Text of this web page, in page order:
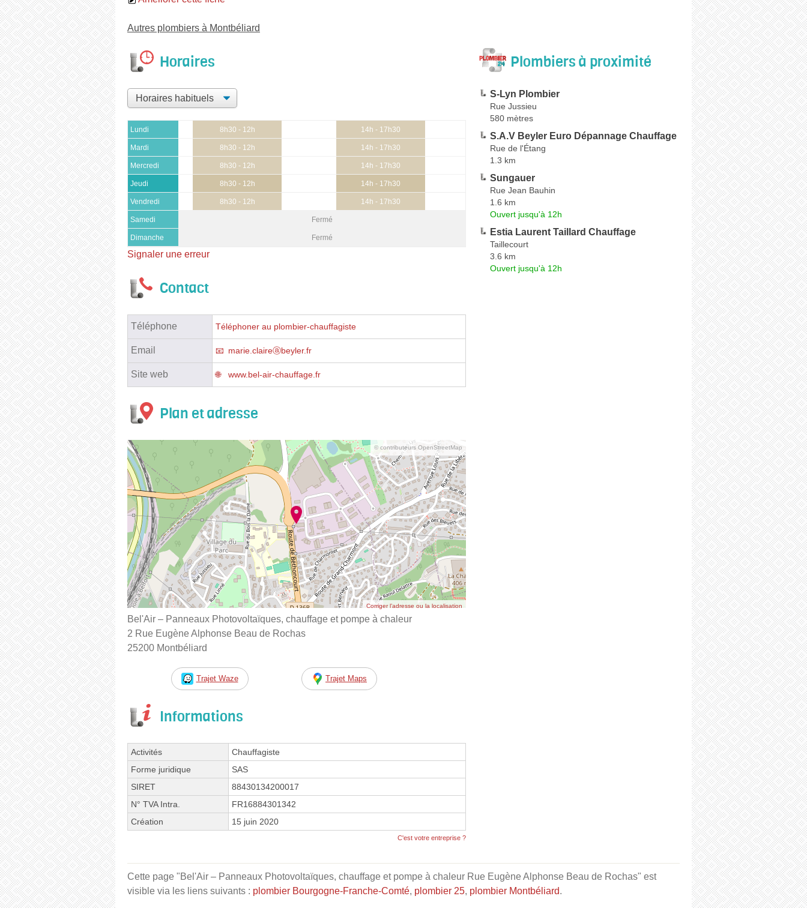
Autres plombiers à Montbéliard
Horaires
Lundi 8h30 - 12h 14h - 17h30
Mardi 8h30 - 12h 14h - 17h30
Mercredi 8h30 - 12h 14h - 17h30
Jeudi 8h30 - 12h 14h - 17h30
Vendredi 8h30 - 12h 14h - 17h30
Samedi Fermé
Dimanche Fermé
Signaler une erreur
Contact
Téléphone Téléphoner au plombier-chauffagiste
Email marie.claireⓐbeyler.fr
Site web www.bel-air-chauffage.fr
Plan et adresse
© contributeurs OpenStreetMap
Corriger l’adresse ou la localisation
Bel'Air – Panneaux Photovoltaïques, chauffage et pompe à chaleur
2 Rue Eugène Alphonse Beau de Rochas
25200 Montbéliard
Trajet Waze Trajet Maps
Informations
Activités
Chauffagiste
Forme juridique
SAS
SIRET
88430134200017
N° TVA Intra.
FR16884301342
Création
15 juin 2020
C'est votre entreprise ?
Plombiers à proximité
S-Lyn Plombier
Rue Jussieu
580 mètres
S.A.V Beyler Euro Dépannage Chauffage
Rue de l'Étang
1.3 km
Sungauer
Rue Jean Bauhin
1.6 km
Ouvert jusqu'à 12h
Estia Laurent Taillard Chauffage
Taillecourt
3.6 km
Ouvert jusqu'à 12h
Cette page "Bel'Air – Panneaux Photovoltaïques, chauffage et pompe à chaleur Rue Eugène Alphonse Beau de Rochas" est
visible via les liens suivants : plombier Bourgogne-Franche-Comté, plombier 25, plombier Montbéliard.